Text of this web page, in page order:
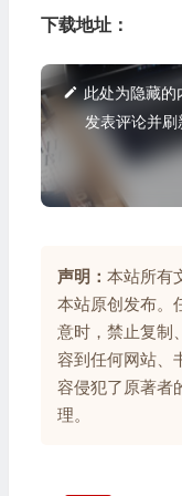
下载地址：
此处为隐藏的
发表评论并
声明： 本站所有
本站原创发布。
意时，禁止复制
容到任何网站、
容侵犯了原著者
理。